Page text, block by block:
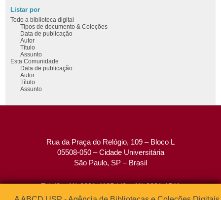
Listar por
Todo a biblioteca digital
Tipos de documento & Coleções
Data de publicação
Autor
Título
Assunto
Esta Comunidade
Data de publicação
Autor
Título
Assunto
Rua da Praça do Relógio, 109 – Bloco L
05508-050 – Cidade Universitária
São Paulo, SP – Brasil
Tel: (0xx11) 3091-4195 / (0xx11) 3091-1541
Fax: (0xx11) 3091-1567